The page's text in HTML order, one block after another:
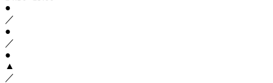
●
／
●
／
●
▲
／